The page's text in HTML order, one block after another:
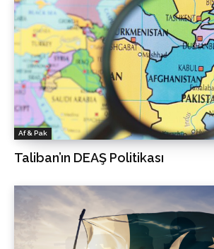
Af & Pak
Taliban’ın DEAŞ Politikası